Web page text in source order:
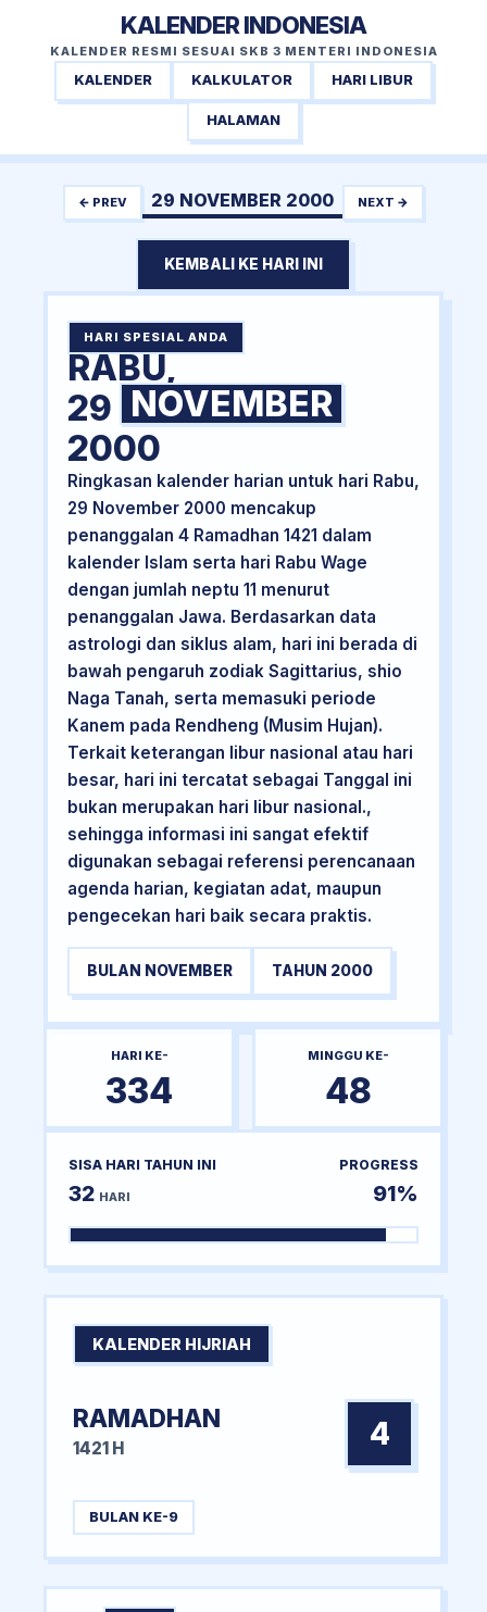
KALENDER INDONESIA
KALENDER RESMI SESUAI SKB 3 MENTERI INDONESIA
KALENDER KALKULATOR HARI LIBUR
HALAMAN
← PREV 29 NOVEMBER 2000 NEXT →
KEMBALI KE HARI INI
HARI SPESIAL ANDA
RABU,
29 NOVEMBER
2000
Ringkasan kalender harian untuk hari Rabu,
29 November 2000 mencakup
penanggalan 4 Ramadhan 1421 dalam
kalender Islam serta hari Rabu Wage
dengan jumlah neptu 11 menurut
penanggalan Jawa. Berdasarkan data
astrologi dan siklus alam, hari ini berada di
bawah pengaruh zodiak Sagittarius, shio
Naga Tanah, serta memasuki periode
Kanem pada Rendheng (Musim Hujan).
Terkait keterangan libur nasional atau hari
besar, hari ini tercatat sebagai Tanggal ini
bukan merupakan hari libur nasional.,
sehingga informasi ini sangat efektif
digunakan sebagai referensi perencanaan
agenda harian, kegiatan adat, maupun
pengecekan hari baik secara praktis.
BULAN NOVEMBER TAHUN 2000
HARI KE-
334
MINGGU KE-
48
SISA HARI TAHUN INI
32 HARI
PROGRESS
91%
KALENDER HIJRIAH
RAMADHAN
1421 H 4
BULAN KE-9